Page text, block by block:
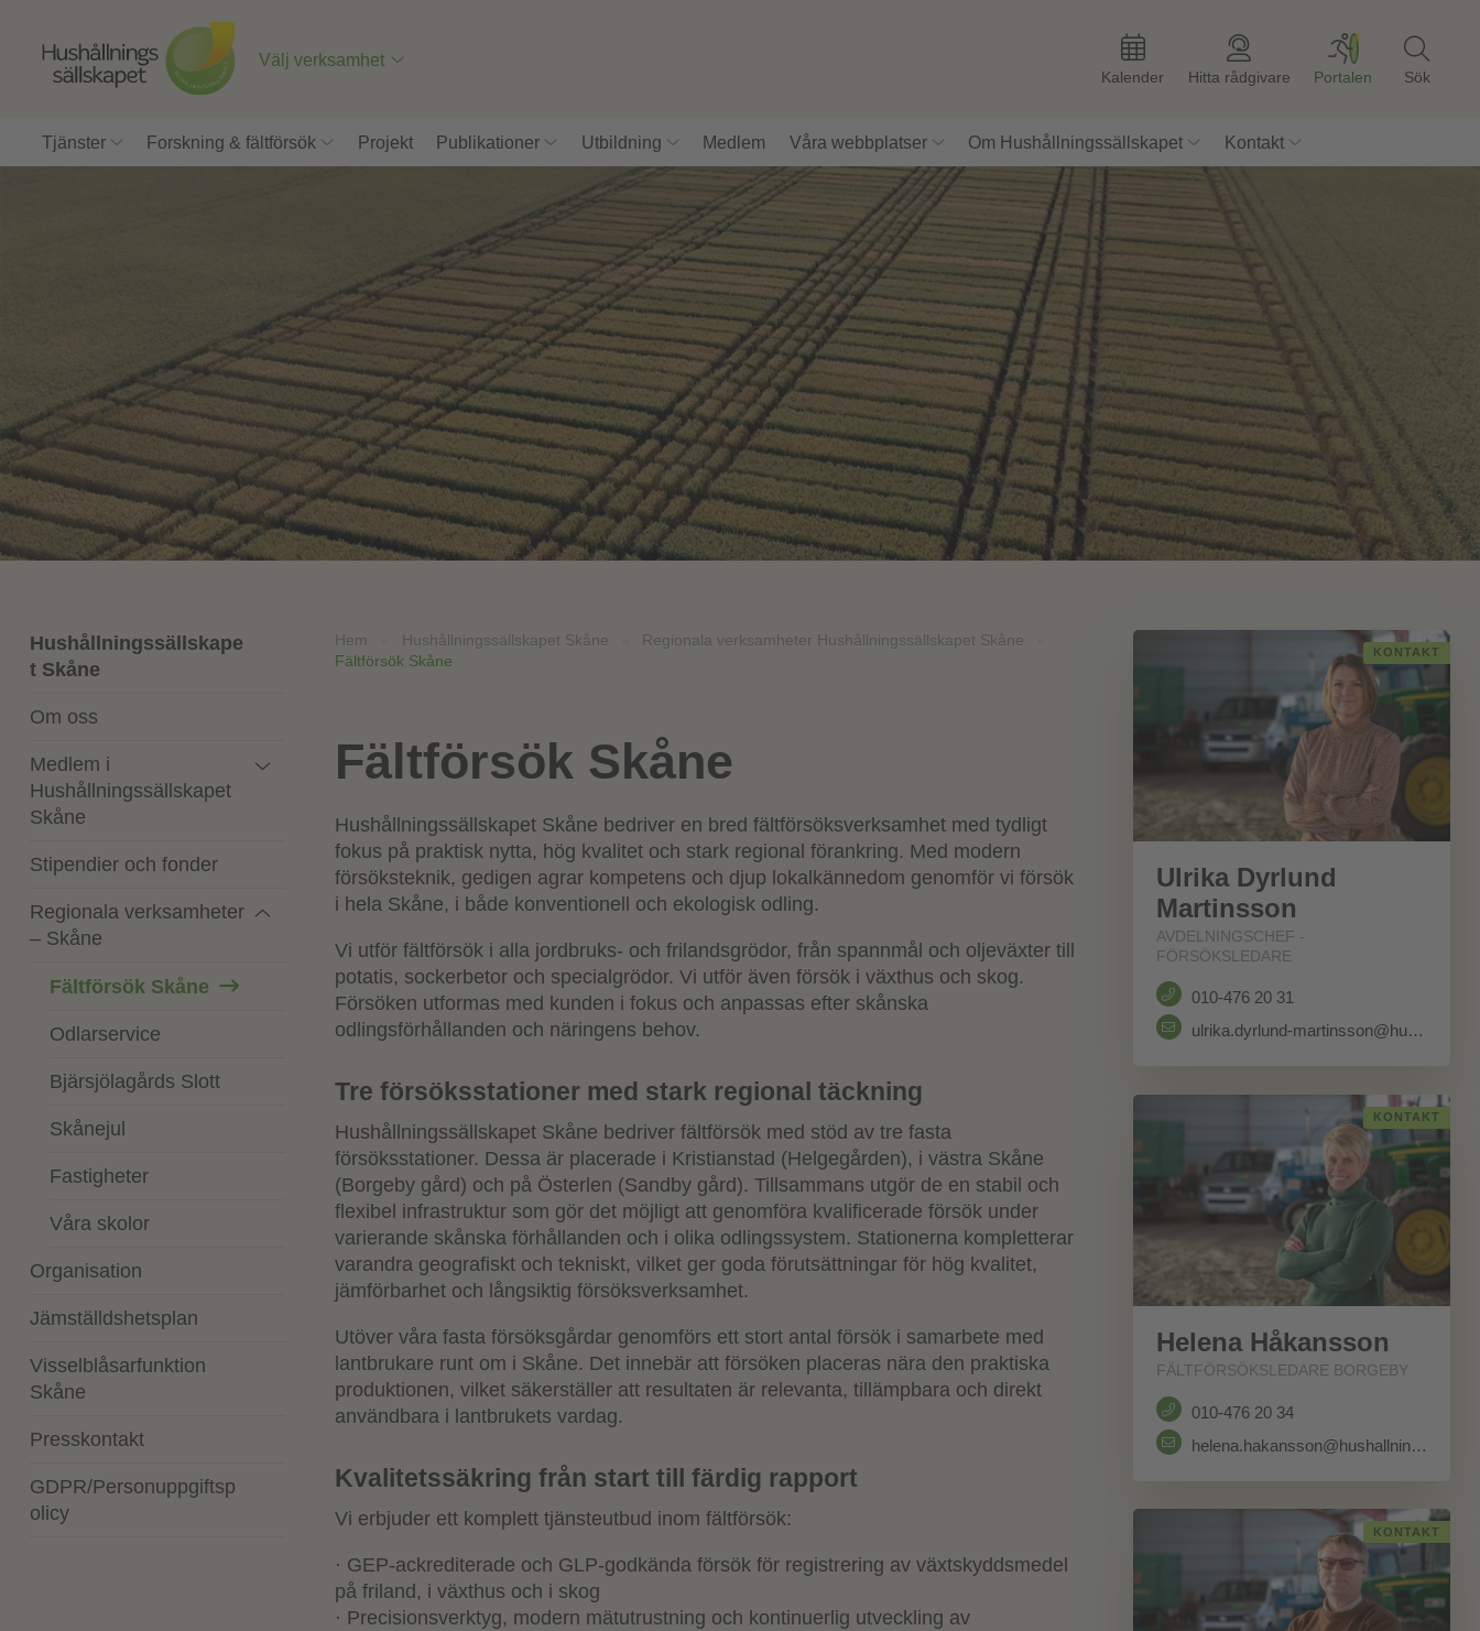
Välj verksamhet
Kalender Hitta rådgivare Portalen Sök
Tjänster Forskning & fältförsök Projekt Publikationer Utbildning Medlem Våra webbplatser Om Hushållningssällskapet Kontakt
Hushållningssällskape
t Skåne
Om oss
Medlem i
Hushållningssällskapet
Skåne
Stipendier och fonder
Regionala verksamheter
– Skåne
Fältförsök Skåne
Odlarservice
Bjärsjölagårds Slott
Skånejul
Fastigheter
Våra skolor
Organisation
Jämställdshetsplan
Visselblåsarfunktion
Skåne
Presskontakt
GDPR/Personuppgiftsp
olicy
Hem Hushållningssällskapet Skåne Regionala verksamheter Hushållningssällskapet Skåne
Fältförsök Skåne
Fältförsök Skåne
Hushållningssällskapet Skåne bedriver en bred fältförsöksverksamhet med tydligt
fokus på praktisk nytta, hög kvalitet och stark regional förankring. Med modern
försöksteknik, gedigen agrar kompetens och djup lokalkännedom genomför vi försök
i hela Skåne, i både konventionell och ekologisk odling.
Vi utför fältförsök i alla jordbruks- och frilandsgrödor, från spannmål och oljeväxter till
potatis, sockerbetor och specialgrödor. Vi utför även försök i växthus och skog.
Försöken utformas med kunden i fokus och anpassas efter skånska
odlingsförhållanden och näringens behov.
Tre försöksstationer med stark regional täckning
Hushållningssällskapet Skåne bedriver fältförsök med stöd av tre fasta
försöksstationer. Dessa är placerade i Kristianstad (Helgegården), i västra Skåne
(Borgeby gård) och på Österlen (Sandby gård). Tillsammans utgör de en stabil och
flexibel infrastruktur som gör det möjligt att genomföra kvalificerade försök under
varierande skånska förhållanden och i olika odlingssystem. Stationerna kompletterar
varandra geografiskt och tekniskt, vilket ger goda förutsättningar för hög kvalitet,
jämförbarhet och långsiktig försöksverksamhet.
Utöver våra fasta försöksgårdar genomförs ett stort antal försök i samarbete med
lantbrukare runt om i Skåne. Det innebär att försöken placeras nära den praktiska
produktionen, vilket säkerställer att resultaten är relevanta, tillämpbara och direkt
användbara i lantbrukets vardag.
Kvalitetssäkring från start till färdig rapport
Vi erbjuder ett komplett tjänsteutbud inom fältförsök:
· GEP-ackrediterade och GLP-godkända försök för registrering av växtskyddsmedel
på friland, i växthus och i skog
· Precisionsverktyg, modern mätutrustning och kontinuerlig utveckling av
KONTAKT
Ulrika Dyrlund
Martinsson
AVDELNINGSCHEF -
FÖRSÖKSLEDARE
010-476 20 31
ulrika.dyrlund-martinsson@hushallningssallskapet.se
KONTAKT
Helena Håkansson
FÄLTFÖRSÖKSLEDARE BORGEBY
010-476 20 34
helena.hakansson@hushallningssallskapet.se
KONTAKT